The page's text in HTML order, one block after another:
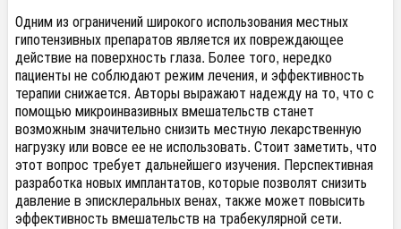
Одним из ограничений широкого использования местных
гипотензивных препаратов является их повреждающее
действие на поверхность глаза. Более того, нередко
пациенты не соблюдают режим лечения, и эффективность
терапии снижается. Авторы выражают надежду на то, что с
помощью микроинвазивных вмешательств станет
возможным значительно снизить местную лекарственную
нагрузку или вовсе ее не использовать. Стоит заметить, что
этот вопрос требует дальнейшего изучения. Перспективная
разработка новых имплантатов, которые позволят снизить
давление в эписклеральных венах, также может повысить
эффективность вмешательств на трабекулярной сети.